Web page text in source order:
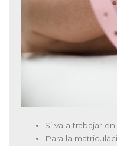
Si va a trabajar
Para la